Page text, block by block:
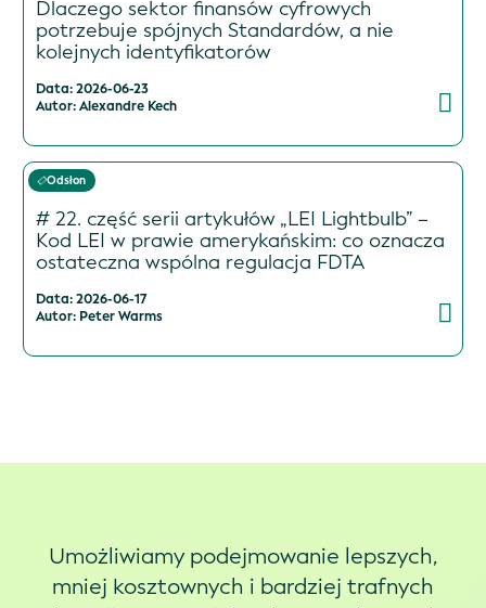
Dlaczego sektor finansów cyfrowych
potrzebuje spójnych Standardów, a nie
kolejnych identyfikatorów
Data: 2026-06-23
Autor: Alexandre Kech
Odsłon
# 22. część serii artykułów „LEI Lightbulb” –
Kod LEI w prawie amerykańskim: co oznacza
ostateczna wspólna regulacja FDTA
Data: 2026-06-17
Autor: Peter Warms
Umożliwiamy podejmowanie lepszych,
mniej kosztownych i bardziej trafnych